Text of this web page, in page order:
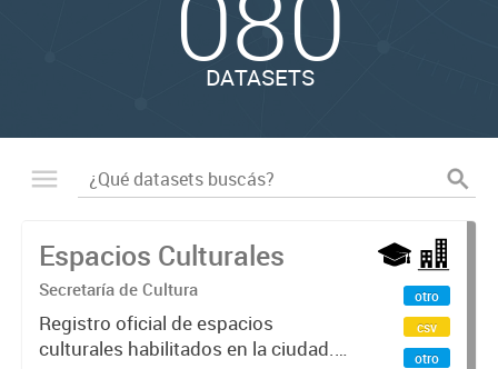
DATASETS
Espacios Culturales
Secretaría de Cultura
Registro oficial de espacios
culturales habilitados en la ciudad.
otro
csv
otro